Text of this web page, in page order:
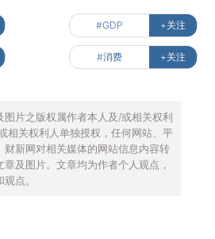
#GDP +关注
#消费 +关注
图片之版权属作者本人及/或相关权利
相关权利人单独授权，任何网站、平
财新网对相关媒体的网站信息内容转
及图片。文章均为作者个人观点，
点。